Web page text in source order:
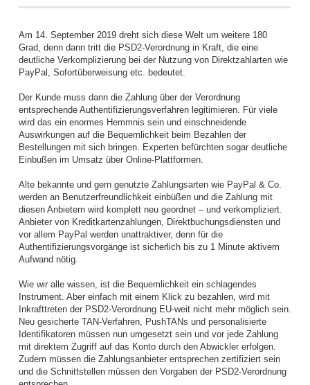
Am 14. September 2019 dreht sich diese Welt um weitere 180
Grad, denn dann tritt die PSD2-Verordnung in Kraft, die eine
deutliche Verkomplizierung bei der Nutzung von Direktzahlarten wie
PayPal, Sofortüberweisung etc. bedeutet.
Der Kunde muss dann die Zahlung über der Verordnung
entsprechende Authentifizierungsverfahren legitimieren. Für viele
wird das ein enormes Hemmnis sein und einschneidende
Auswirkungen auf die Bequemlichkeit beim Bezahlen der
Bestellungen mit sich bringen. Experten befürchten sogar deutliche
Einbußen im Umsatz über Online-Plattformen.
Alte bekannte und gern genutzte Zahlungsarten wie PayPal & Co.
werden an Benutzerfreundlichkeit einbüßen und die Zahlung mit
diesen Anbietern wird komplett neu geordnet – und verkompliziert.
Anbieter von Kreditkartenzahlungen, Direktbuchungsdiensten und
vor allem PayPal werden unattraktiver, denn für die
Authentifizierungsvorgänge ist sicherlich bis zu 1 Minute aktivem
Aufwand nötig.
Wie wir alle wissen, ist die Bequemlichkeit ein schlagendes
Instrument. Aber einfach mit einem Klick zu bezahlen, wird mit
Inkrafttreten der PSD2-Verordnung EU-weit nicht mehr möglich sein.
Neu gesicherte TAN-Verfahren, PushTANs und personalisierte
Identifikatoren müssen nun umgesetzt sein und vor jede Zahlung
mit direktem Zugriff auf das Konto durch den Abwickler erfolgen.
Zudem müssen die Zahlungsanbieter entsprechen zertifiziert sein
und die Schnittstellen müssen den Vorgaben der PSD2-Verordnung